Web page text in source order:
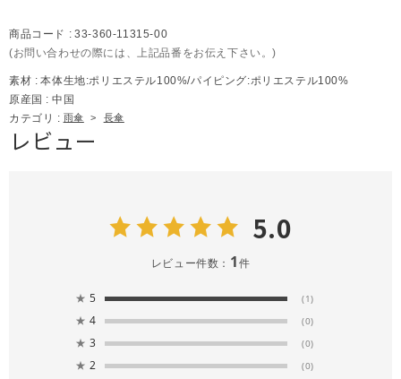
商品コード : 33-360-11315-00
(お問い合わせの際には、上記品番をお伝え下さい。)
素材 : 本体生地:ポリエステル100%/パイピング:ポリエステル100%
原産国 : 中国
カテゴリ : 雨傘 > 長傘
レビュー
5.0
レビュー件数： 1件
★ 5 (1)
★ 4 (0)
★ 3 (0)
★ 2 (0)